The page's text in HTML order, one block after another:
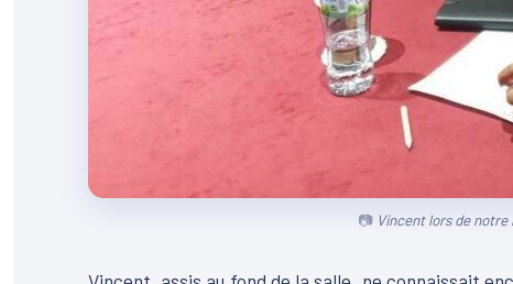
Vincent lors de notre